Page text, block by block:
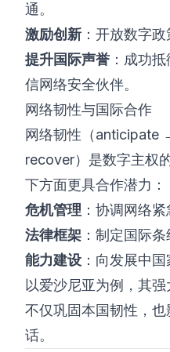
通。
激励创新 ：开放数字
提升国际声誉 ：成功
信网络安全伙伴。
网络韧性与国际合作
网络韧性（
recover）是数字主权
下方面更具合作潜力：
危机管理 ：协调网络紧
法律框架 ：制定国际条
能力建设 ：向发展中
以爱沙尼亚为例，其
不仅巩固本国韧性，
话。